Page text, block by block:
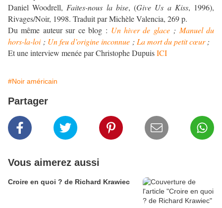
Daniel Woodrell, Faites-nous la bise, (Give Us a Kiss, 1996),
Rivages/Noir, 1998. Traduit par Michèle Valencia, 269 p.
Du même auteur sur ce blog : Un hiver de glace ; Manuel du
hors-la-loi; Un feu d’origine inconnue ; La mort du petit cœur;
Et une interview menée par Christophe DupuisICI
#Noir américain
Partager
Vous aimerez aussi
Croire en quoi ? de Richard Krawiec